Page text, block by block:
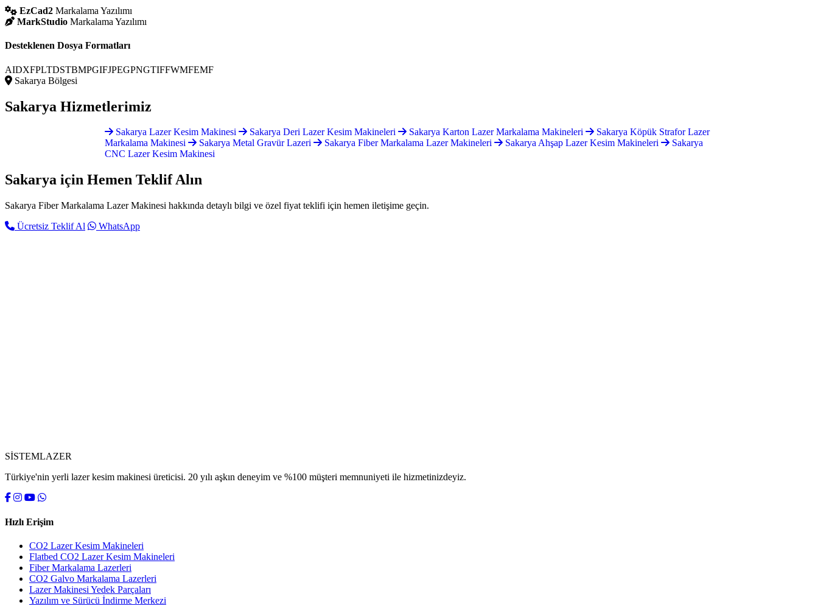
EzCad2 Markalama Yazılımı
MarkStudio Markalama Yazılımı
Desteklenen Dosya Formatları
AIDXFPLTDSTBMPGIFJPEGPNGTIFFWMFEMF
Sakarya Bölgesi
Sakarya Hizmetlerimiz
Sakarya Lazer Kesim Makinesi Sakarya Deri Lazer Kesim Makineleri Sakarya Karton Lazer Markalama Makineleri
Sakarya Köpük Strafor Lazer
Markalama Makinesi
Sakarya Metal Gravür Lazeri Sakarya Fiber Markalama Lazer Makineleri Sakarya Ahşap Lazer Kesim Makineleri
Sakarya
CNC Lazer Kesim Makinesi
Sakarya için Hemen Teklif Alın
Sakarya Fiber Markalama Lazer Makinesi hakkında detaylı bilgi ve özel fiyat teklifi için hemen iletişime geçin.
Ücretsiz Teklif Al
WhatsApp
SİSTEMLAZER
Türkiye'nin yerli lazer kesim makinesi üreticisi. 20 yılı aşkın deneyim ve %100 müşteri memnuniyeti ile hizmetinizdeyiz.
Hızlı Erişim
CO2 Lazer Kesim Makineleri
Flatbed CO2 Lazer Kesim Makineleri
Fiber Markalama Lazerleri
CO2 Galvo Markalama Lazerleri
Lazer Makinesi Yedek Parçaları
Yazılım ve Sürücü İndirme Merkezi